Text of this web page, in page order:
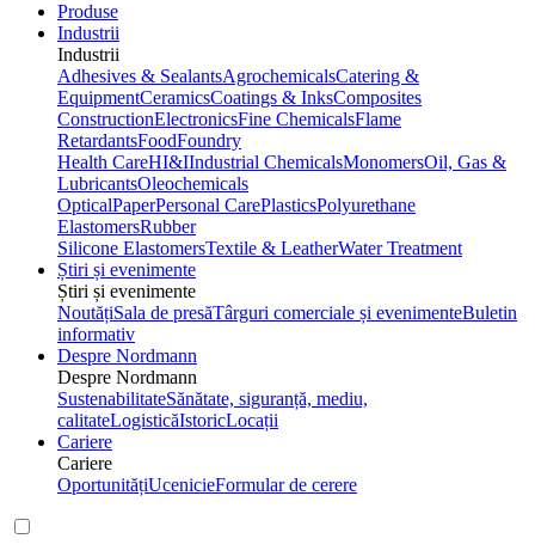
Produse
Industrii
Industrii
Adhesives & SealantsAgrochemicalsCatering &
EquipmentCeramicsCoatings & InksComposites
ConstructionElectronicsFine ChemicalsFlame
RetardantsFoodFoundry
Health CareHI&IIndustrial ChemicalsMonomersOil, Gas &
LubricantsOleochemicals
OpticalPaperPersonal CarePlasticsPolyurethane
ElastomersRubber
Silicone ElastomersTextile & LeatherWater Treatment
Știri și evenimente
Știri și evenimente
NoutățiSala de presăTârguri comerciale și evenimenteBuletin
informativ
Despre Nordmann
Despre Nordmann
SustenabilitateSănătate, siguranță, mediu,
calitateLogisticăIstoricLocații
Cariere
Cariere
OportunitățiUcenicieFormular de cerere